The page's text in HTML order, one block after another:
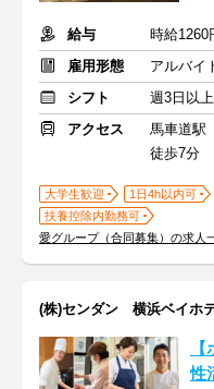
給与
時給1260
雇用形態
アルバイ
シフト
週3日以
アクセス
馬車道駅
徒歩7分
大学生歓迎 1日4h以内可
扶養控除内勤務可
愛グループ（合同募集）の求人
(株)センダン 横浜ベイホテ
性